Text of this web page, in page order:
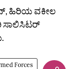
ಹಿರಿಯ ವಕೀಲ
ಸಾಲಿಸಿಟರ್‌
Forces